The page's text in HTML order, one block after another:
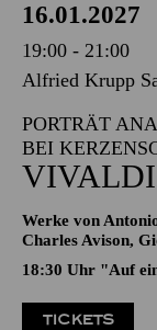
16.01.2027
19:00 - 21:00
Alfried Krupp
PORTRÄT
BEI
VIVALDI
Werke von
Charles Avison,
18:30 Uhr "Auf
TICKETS